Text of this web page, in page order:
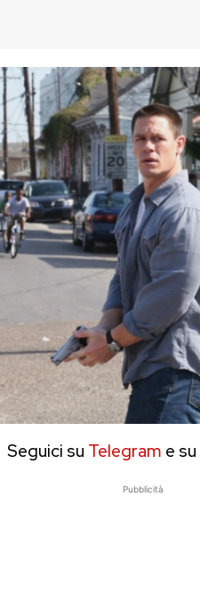
Seguici su Telegram e su
Pubblicità